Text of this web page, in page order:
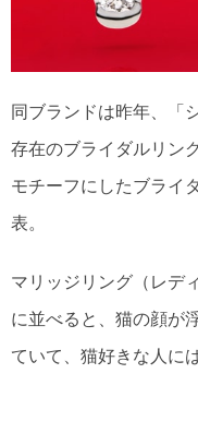
同ブランドは昨年、「
存在のブライダルリン
モチーフにしたブライ
表。
マリッジリング（レデ
に並べると、猫の顔が
ていて、猫好きな人に